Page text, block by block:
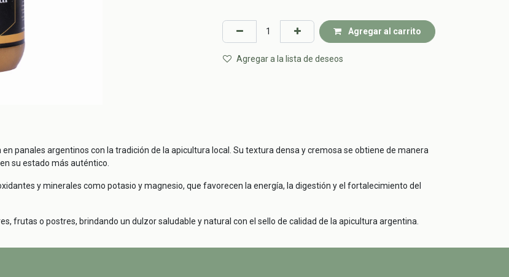
Agregar al carrito
Agregar a la lista de deseos
panales argentinos con la tradición de la apicultura local. Su textura densa y cremosa se obtiene de manera
su estado más auténtico.
y minerales como potasio y magnesio, que favorecen la energía, la digestión y el fortalecimiento del
frutas o postres, brindando un dulzor saludable y natural con el sello de calidad de la apicultura argentina.